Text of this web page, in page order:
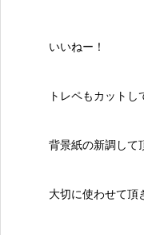
いいねー！
トレペもカットし
背景紙の新調して
大切に使わせて頂